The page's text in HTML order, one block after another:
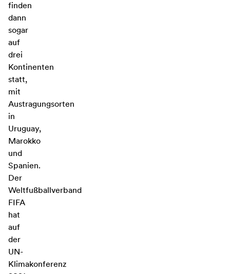
finden
dann
sogar
auf
drei
Kontinenten
statt,
mit
Austragungsorten
in
Uruguay,
Marokko
und
Spanien.
Der
Weltfußballverband
FIFA
hat
auf
der
UN-
Klimakonferenz